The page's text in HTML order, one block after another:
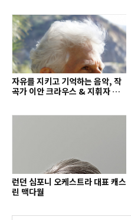
자유를 지키고 기억하는 음악, 작
곡가 이안 크라우스 & 지휘자 배
런던 심포니 오케스트라 대표 캐스
린 맥다월